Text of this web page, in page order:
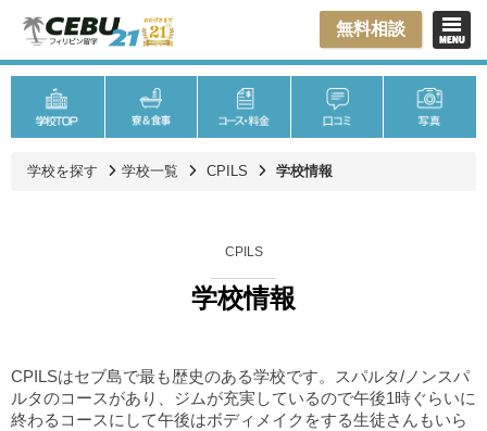
無料相談
学校を探す 学校一覧 CPILS 学校情報
CPILS
学校情報
CPILSはセブ島で最も歴史のある学校です。スパルタ/ノンスパ
ルタのコースがあり、ジムが充実しているので午後1時ぐらいに
終わるコースにして午後はボディメイクをする生徒さんもいら